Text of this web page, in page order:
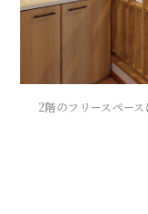
2階のフリースペー